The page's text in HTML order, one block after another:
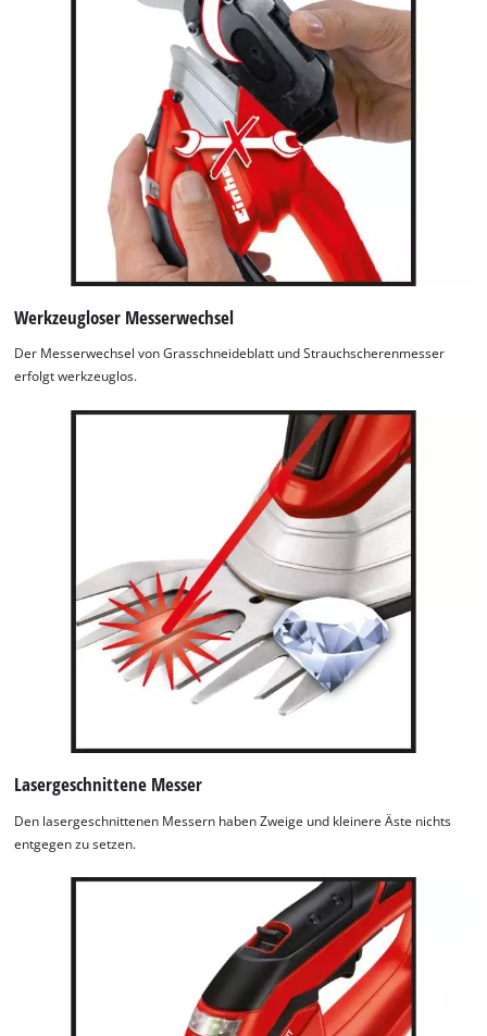
Werkzeugloser Messerwechsel
Der Messerwechsel von Grasschneideblatt und Strauchscherenmesser
erfolgt werkzeuglos.
Lasergeschnittene Messer
Den lasergeschnittenen Messern haben Zweige und kleinere Äste nichts
entgegen zu setzen.